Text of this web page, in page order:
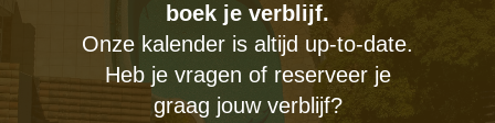
boek je verblijf.
Onze kalender is altijd up-to-date.
Heb je vragen of reserveer je
graag jouw verblijf?